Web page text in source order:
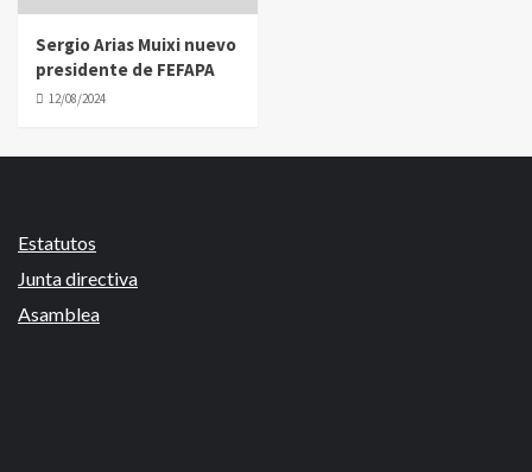
Sergio Arias Muixi nuevo
presidente de FEFAPA
12/08/2024
Estatutos
Junta directiva
Asamblea